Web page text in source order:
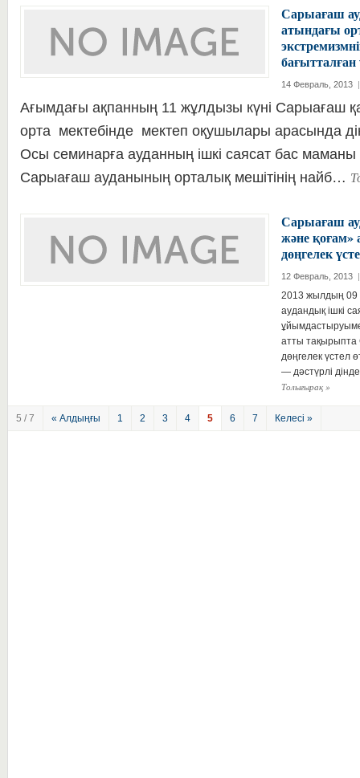
Сарыағаш
атындағы
бағытталған
14 Февраль, 2013 |
Ағымдағы ақпанның 11 жұлдызы күні Сарыағаш
орта мектебінде мектеп оқушылары арасында
Осы семинарға ауданның ішкі саясат бас
Сарыағаш ауданының орталық мешітінің найб…
Сарыағаш
және
дөңгелек
12 Февраль, 2013 |
2013 жылдың 09
аудандық ішкі
атты
дөңгелек үстел
— дәстүрлі
Толығырақ »
5 / 7 « Алдыңғы 1 2 3 4 5 6 7 Келесі »